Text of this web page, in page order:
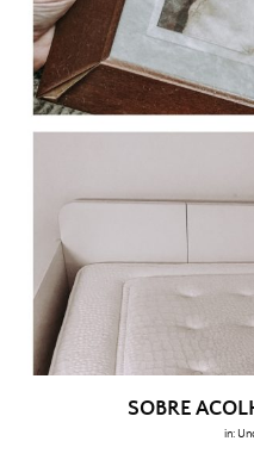
SOBRE
in: